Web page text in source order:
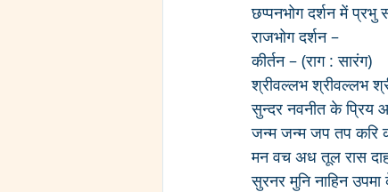
छप्पनभोग दर्शन में प्रभु
राजभोग दर्शन –
कीर्तन – (राग : सारंग)
श्रीवल्लभ श्रीवल्लभ
सुन्दर नवनीत के प्रिय
जन्म जन्म जप तप करि
मन वच अध तूल रास
सुरनर मुनि नाहिन